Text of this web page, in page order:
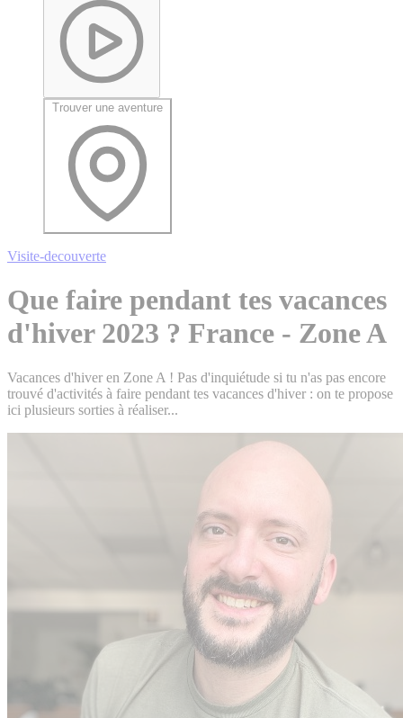
Trouver une aventure
Visite-decouverte
Que faire pendant tes vacances
d'hiver 2023 ? France - Zone A
Vacances d'hiver en Zone A ! Pas d'inquiétude si tu n'as pas encore
trouvé d'activités à faire pendant tes vacances d'hiver : on te propose
ici plusieurs sorties à réaliser...